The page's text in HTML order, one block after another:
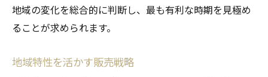
地域の変化を総合的に判断し、最も有利な時期を見極め
ることが求められます。
地域特性を活かす販売戦略